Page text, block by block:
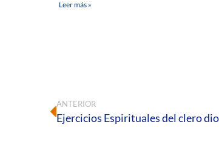
Leer más »
ANTERIOR
Ejercicios Espirituales del clero